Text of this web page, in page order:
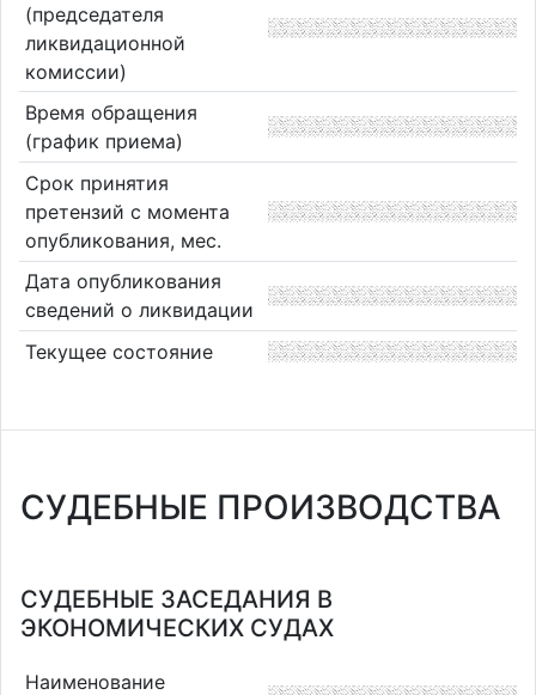
(председателя
ликвидационной
комиссии)
Время обращения
(график приема)
Срок принятия
претензий с момента
опубликования, мес.
Дата опубликования
сведений о ликвидации
Текущее состояние
СУДЕБНЫЕ ПРОИЗВОДСТВА
СУДЕБНЫЕ ЗАСЕДАНИЯ В
ЭКОНОМИЧЕСКИХ СУДАХ
Наименование